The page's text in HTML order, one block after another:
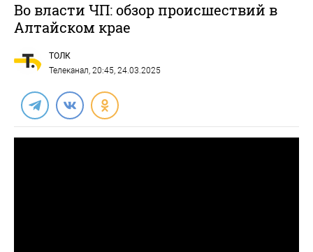
Во власти ЧП: обзор происшествий в
Алтайском крае
ТОЛК
Телеканал, 20:45, 24.03.2025